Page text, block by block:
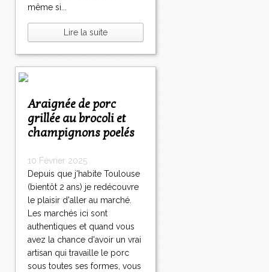
même si...
Lire la suite
Araignée de porc
grillée au brocoli et
champignons poelés
10 Février 2025
Depuis que j'habite Toulouse
(bientôt 2 ans) je redécouvre
le plaisir d'aller au marché.
Les marchés ici sont
authentiques et quand vous
avez la chance d'avoir un vrai
artisan qui travaille le porc
sous toutes ses formes, vous